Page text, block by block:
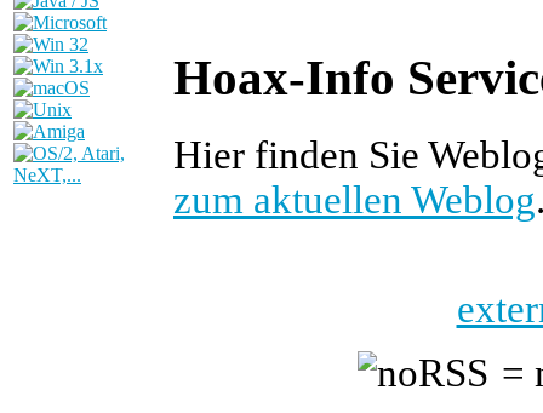
Hoax-Info
Hier finden Sie
zum aktuellen Weblog
=